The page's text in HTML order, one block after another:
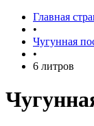
Главная
•
Чугунная
•
6 литров